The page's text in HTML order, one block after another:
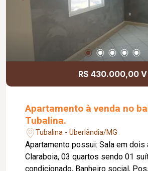
R$ 430.000,00 V
Apartamento à venda no
Tubalina.
Tubalina - Uberlândia/MG
Apartamento possui: Sala em dois ambientes,
Claraboia, 03 quartos sendo 01
condicionado, Banheiro social,